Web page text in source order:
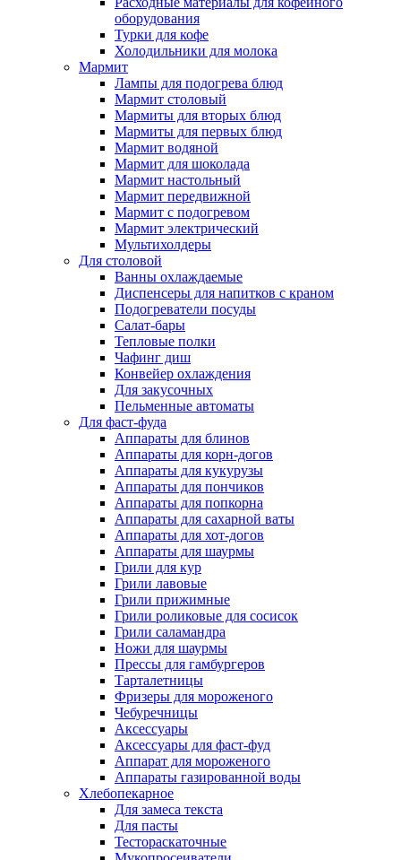
оборудования
Турки для кофе
Холодильники для молока
Мармит
Лампы для подогрева блюд
Мармит столовый
Мармиты для вторых блюд
Мармиты для первых блюд
Мармит водяной
Мармит для шоколада
Мармит настольный
Мармит передвижной
Мармит с подогревом
Мармит электрический
Мультихолдеры
Для столовой
Ванны охлаждаемые
Диспенсеры для напитков с краном
Подогреватели посуды
Салат-бары
Тепловые полки
Чафинг диш
Конвейер охлаждения
Для закусочных
Пельменные автоматы
Для фаст-фуда
Аппараты для блинов
Аппараты для корн-догов
Аппараты для кукурузы
Аппараты для пончиков
Аппараты для попкорна
Аппараты для сахарной ваты
Аппараты для хот-догов
Аппараты для шаурмы
Грили для кур
Грили лавовые
Грили прижимные
Грили роликовые для сосисок
Грили саламандра
Ножи для шаурмы
Прессы для гамбургеров
Тарталетницы
Фризеры для мороженого
Чебуречницы
Аксессуары
Аксессуары для фаст-фуд
Аппарат для мороженого
Аппараты газированной воды
Хлебопекарное
Для замеса текста
Для пасты
Тестораскаточные